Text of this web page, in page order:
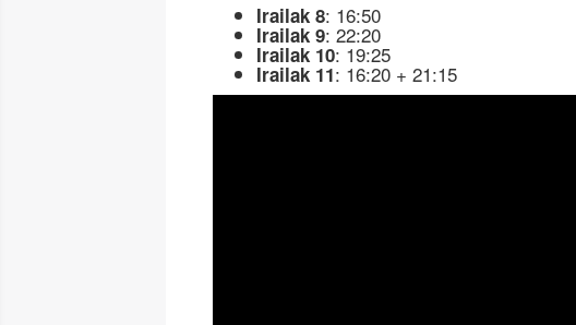
Irailak 8: 16:50
Irailak 9: 22:20
Irailak 10: 19:25
Irailak 11: 16:20 + 21:15